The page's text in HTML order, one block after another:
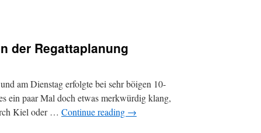
der Regattaplanung
am Dienstag erfolgte bei sehr böigen 10-
ein paar Mal doch etwas merkwürdig klang,
Kiel oder … Continue reading →